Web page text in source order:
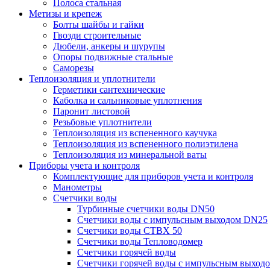
Полоса стальная
Метизы и крепеж
Болты шайбы и гайки
Гвозди строительные
Дюбели, анкеры и шурупы
Опоры подвижные стальные
Саморезы
Теплоизоляция и уплотнители
Герметики сантехнические
Каболка и сальниковые уплотнения
Паронит листовой
Резьбовые уплотнители
Теплоизоляция из вспененного каучука
Теплоизоляция из вспененного полиэтилена
Теплоизоляция из минеральной ваты
Приборы учета и контроля
Комплектующие для приборов учета и контроля
Манометры
Счетчики воды
Турбинные счетчики воды DN50
Счетчики воды с импульсным выходом DN25
Счетчики воды СТВХ 50
Счетчики воды Тепловодомер
Счетчики горячей воды
Счетчики горячей воды с импульсным